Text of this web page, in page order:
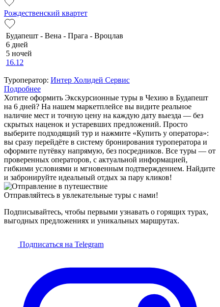
Рождественский квартет
Будапешт - Вена - Прага - Вроцлав
6 дней
5 ночей
16.12
Туроператор: Интер Холидей Сервис
Подробнее
Хотите оформить Экскурсионные туры в Чехию в Будапешт
на 6 дней? На нашем маркетплейсе вы видите реальное
наличие мест и точную цену на каждую дату выезда — без
скрытых наценок и устаревших предложений. Просто
выберите подходящий тур и нажмите «Купить у оператора»:
вы сразу перейдёте в систему бронирования туроператора и
оформите путёвку напрямую, без посредников. Все туры — от
проверенных операторов, с актуальной информацией,
гибкими условиями и мгновенным подтверждением. Найдите
и забронируйте идеальный отдых за пару кликов!
Отправляйтесь в увлекательные туры с нами!
Подписывайтесь, чтобы первыми узнавать о горящих турах,
выгодных предложениях и уникальных маршрутах.
Подписаться на Telegram